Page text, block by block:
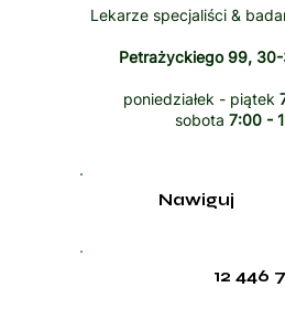
Lekarze specjaliści &
Petrażyckiego 99,
poniedziałek - piątek
sobota 7:00 -
12 446
Nawiguj